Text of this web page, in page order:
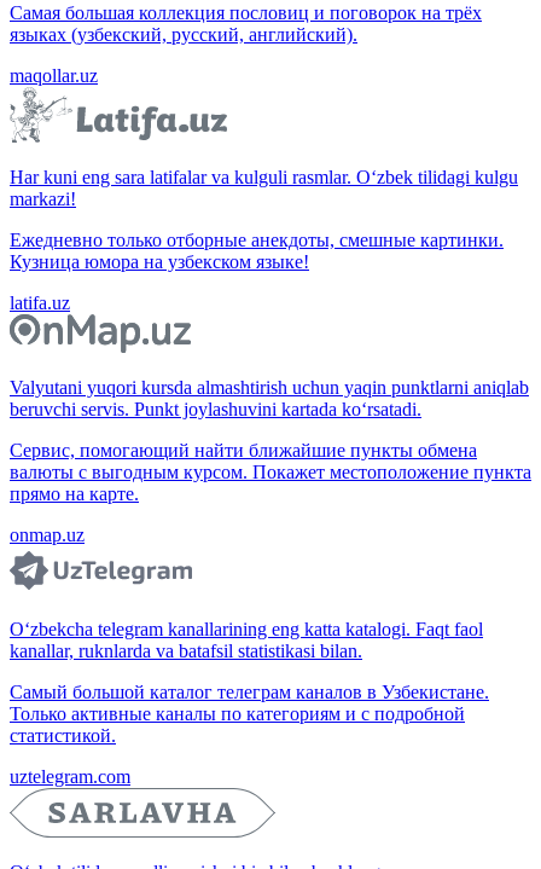
Самая большая коллекция пословиц и поговорок на трёх
языках (узбекский, русский, английский).
maqollar.uz
Har kuni eng sara latifalar va kulguli rasmlar. O‘zbek tilidagi kulgu
markazi!
Ежедневно только отборные анекдоты, смешные картинки.
Кузница юмора на узбекском языке!
latifa.uz
Valyutani yuqori kursda almashtirish uchun yaqin punktlarni aniqlab
beruvchi servis. Punkt joylashuvini kartada ko‘rsatadi.
Сервис, помогающий найти ближайшие пункты обмена
валюты с выгодным курсом. Покажет местоположение пункта
прямо на карте.
onmap.uz
O‘zbekcha telegram kanallarining eng katta katalogi. Faqt faol
kanallar, ruknlarda va batafsil statistikasi bilan.
Самый большой каталог телеграм каналов в Узбекистане.
Только активные каналы по категориям и с подробной
статистикой.
uztelegram.com